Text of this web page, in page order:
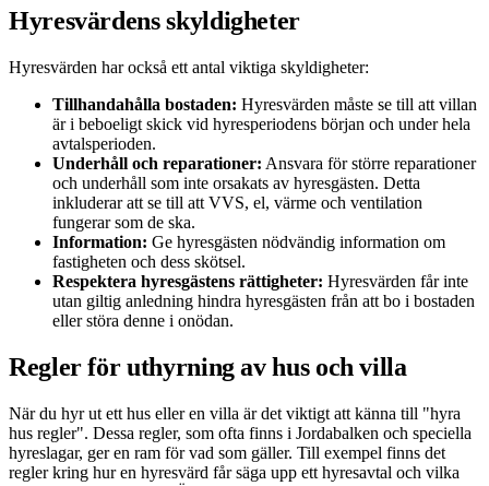
Hyresvärdens skyldigheter
Hyresvärden har också ett antal viktiga skyldigheter:
Tillhandahålla bostaden: Hyresvärden måste se till att villan
är i beboeligt skick vid hyresperiodens början och under hela
avtalsperioden.
Underhåll och reparationer: Ansvara för större reparationer
och underhåll som inte orsakats av hyresgästen. Detta
inkluderar att se till att VVS, el, värme och ventilation
fungerar som de ska.
Information: Ge hyresgästen nödvändig information om
fastigheten och dess skötsel.
Respektera hyresgästens rättigheter: Hyresvärden får inte
utan giltig anledning hindra hyresgästen från att bo i bostaden
eller störa denne i onödan.
Regler för uthyrning av hus och villa
När du hyr ut ett hus eller en villa är det viktigt att känna till "hyra
hus regler". Dessa regler, som ofta finns i Jordabalken och speciella
hyreslagar, ger en ram för vad som gäller. Till exempel finns det
regler kring hur en hyresvärd får säga upp ett hyresavtal och vilka